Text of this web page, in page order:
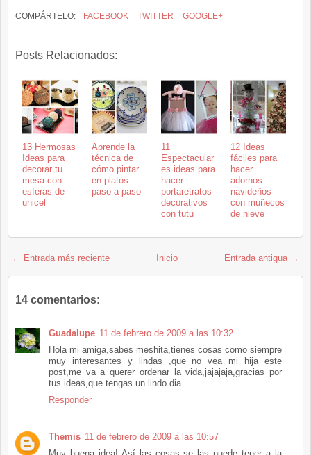
COMPÁRTELO: FACEBOOK TWITTER GOOGLE+
Posts Relacionados:
13 Hermosas
Ideas para
decorar tu
mesa con
esferas de
unicel
Aprende la
técnica de
cómo pintar
en platos
paso a paso
11
Espectacular
es ideas para
hacer
portaretratos
decorativos
con tutu
12 Ideas
fáciles para
hacer
adornos
navideños
con muñecos
de nieve
← Entrada más reciente Entrada antigua →
Inicio
14 comentarios:
Guadalupe 11 de febrero de 2009 a las 10:32
Hola mi amiga,sabes meshita,tienes cosas como siempre
muy interesantes y lindas ,que no vea mi hija este
post,me va a querer ordenar la vida,jajajaja,gracias por
tus ideas,que tengas un lindo dia...
Responder
Themis 11 de febrero de 2009 a las 10:57